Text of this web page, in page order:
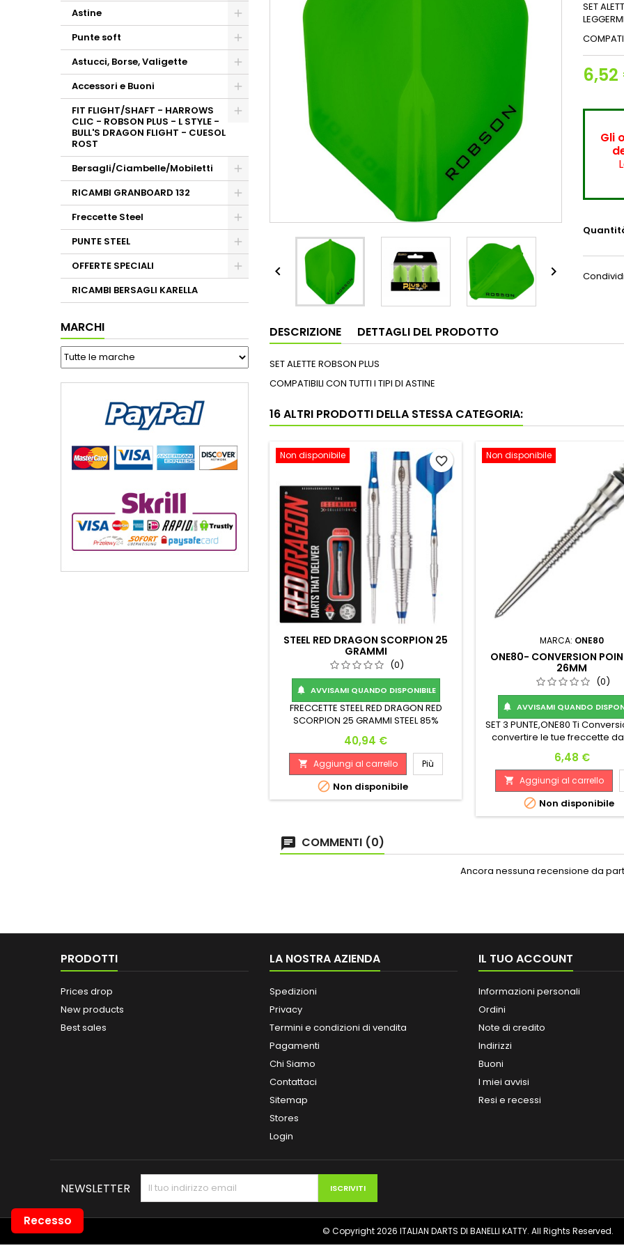
Astine
Punte soft
Astucci, Borse, Valigette
Accessori e Buoni
FIT FLIGHT/SHAFT - HARROWS
CLIC - ROBSON PLUS - L STYLE -
BULL'S DRAGON FLIGHT - CUESOL
ROST
Bersagli/Ciambelle/Mobiletti
RICAMBI GRANBOARD 132
Freccette Steel
PUNTE STEEL
OFFERTE SPECIALI
RICAMBI BERSAGLI KARELLA
MARCHI
 
SET
Gli
Condividi
DESCRIZIONE DETTAGLI DEL PRODOTTO
SET ALETTE ROBSON PLUS
COMPATIBILI CON TUTTI I TIPI DI ASTINE
16 ALTRI PRODOTTI DELLA STESSA CATEGORIA:
Non disponibile
STEEL RED DRAGON SCORPION 25
GRAMMI
(0)
 AVVISAMI QUANDO DISPONIBILE
FRECCETTE STEEL RED DRAGON RED
SCORPION 25 GRAMMI STEEL 85%
TUNGSTENO 25 G. 50.80 mm 6.6-8.0 mm
Prezzo
40,94 €
 Aggiungi al carrello Più
 Non disponibile
favorite_border Non disponibile
MARCA: ONE80
ONE80- CONVERSION
26MM
(0)
 AVVISAMI QUANDO
SET 3 PUNTE,ONE80 Ti
convertire le tue freccette
freccette da steel. LUNGHEZZA:
Prezzo
6,48 €
 Aggiungi al carrello
 Non disponibile
COMMENTI (0)
Ancora nessuna recensione da
PRODOTTI
Prices drop
New products
Best sales
LA NOSTRA AZIENDA
Spedizioni
Privacy
Termini e condizioni di vendita
Pagamenti
Chi Siamo
Contattaci
Sitemap
Stores
Login
IL TUO ACCOUNT
Informazioni personali
Ordini
Note di credito
Indirizzi
Buoni
I miei avvisi
Resi e recessi
NEWSLETTER
© Copyright 2026 ITALIAN DARTS DI BANELLI KATTY. All Rights Reserved.
Recesso